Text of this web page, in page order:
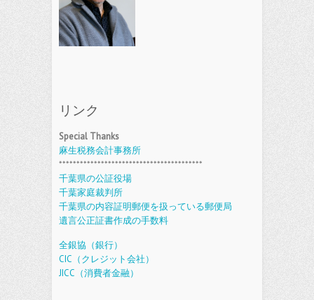
リンク
Special Thanks
麻生税務会計事務所
*****************************************
千葉県の公証役場
千葉家庭裁判所
千葉県の内容証明郵便を扱っている郵便局
遺言公正証書作成の手数料
全銀協（銀行）
CIC（クレジット会社）
JICC（消費者金融）